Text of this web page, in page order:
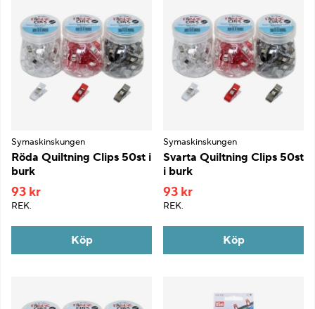
Symaskinskungen
Röda Quiltning Clips 50st i
burk
93 kr
REK.
Köp
Symaskinskungen
Svarta Quiltning Clips 50st
i burk
93 kr
REK.
Köp